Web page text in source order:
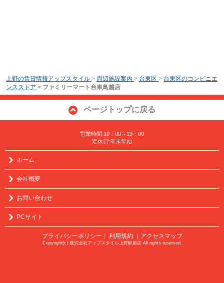
上野の賃貸情報アップスタイル > 周辺施設案内 > 台東区 > 台東区のコンビニエ
ンスストア > ファミリーマート台東鳥越店
ページトップに戻る
営業時間:10：00～19：00
定休日:年末年始
ホーム
会社概要
お問い合わせ
PCサイト
プライバシーポリシー ｜ 利用規約 ｜アクセスマップ
Copyright(c) 株式会社アップスタイル上野駅前店 All rights reserved.